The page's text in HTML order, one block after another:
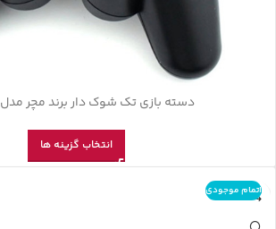
دسته بازی تک شوک دار برند مچر مدل MR-57
انتخاب گزینه ها
اتمام موجودی